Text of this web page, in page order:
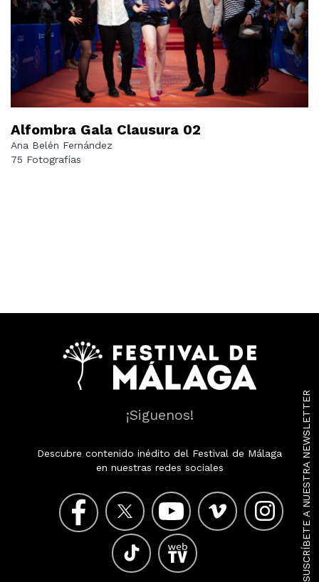
SUSCRÍBETE A NUESTRA NEWSLETTER
Alfombra Gala Clausura 02
Ana Belén Fernández
75 Fotografías
¡Siguenos!
Descubre contenido inédito del Festival de Málaga
en nuestras redes sociales